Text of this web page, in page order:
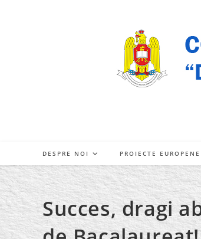
DESPRE NOI PROIECTE EUROPENE
Succes, dragi